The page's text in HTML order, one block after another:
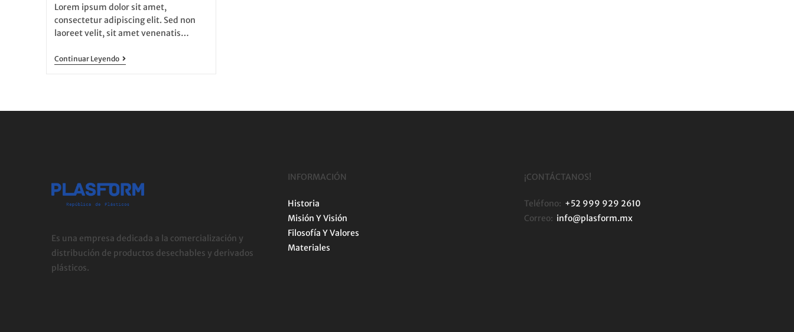
Lorem ipsum dolor sit amet,
consectetur adipiscing elit. Sed non
laoreet velit, sit amet venenatis…
Continuar Leyendo
Es una empresa dedicada a la comercialización y
distribución de productos desechables y derivados
plásticos.
INFORMACIÓN
Historia
Misión Y Visión
Filosofía Y Valores
Materiales
¡CONTÁCTANOS!
Teléfono: +52 999 929 2610
Correo: info@plasform.mx